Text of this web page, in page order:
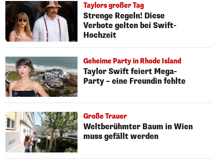
Taylors großer Tag
Strenge Regeln! Diese
Verbote gelten bei Swift-
Hochzeit
Geheime Party in Rhode Island
Taylor Swift feiert Mega-
Party – eine Freundin fehlte
Große Trauer
Weltberühmter Baum in Wien
muss gefällt werden